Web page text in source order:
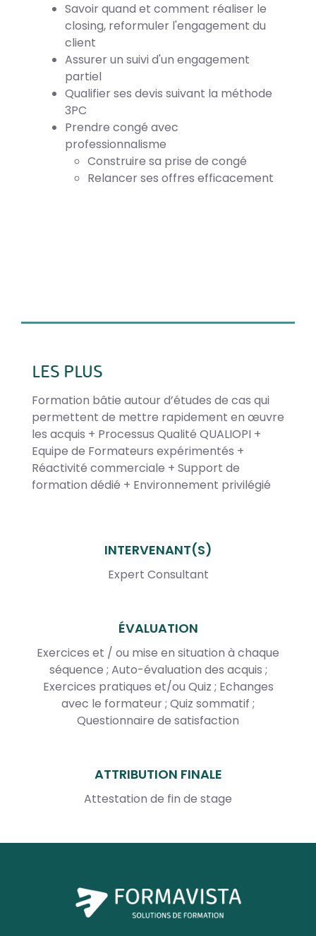
Savoir quand et comment réaliser le
closing, reformuler l'engagement du
client
Assurer un suivi d'un engagement
partiel
Qualifier ses devis suivant la méthode
3PC
Prendre congé avec
professionnalisme
Construire sa prise de congé
Relancer ses offres efficacement
LES PLUS
Formation bâtie autour d’études de cas qui
permettent de mettre rapidement en œuvre
les acquis + Processus Qualité QUALIOPI +
Equipe de Formateurs expérimentés +
Réactivité commerciale + Support de
formation dédié + Environnement privilégié
INTERVENANT(S)
Expert Consultant
ÉVALUATION
Exercices et / ou mise en situation à chaque
séquence ; Auto-évaluation des acquis ;
Exercices pratiques et/ou Quiz ; Echanges
avec le formateur ; Quiz sommatif ;
Questionnaire de satisfaction
ATTRIBUTION FINALE
Attestation de fin de stage